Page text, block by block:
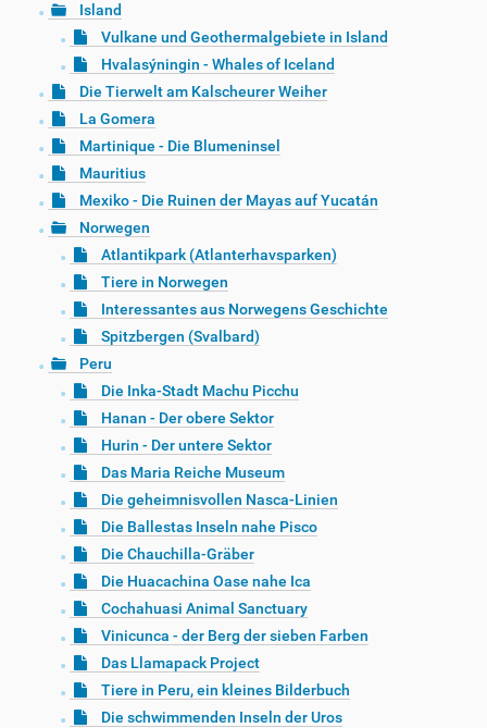
Island
Vulkane und Geothermalgebiete in Island
Hvalasýningin - Whales of Iceland
Die Tierwelt am Kalscheurer Weiher
La Gomera
Martinique - Die Blumeninsel
Mauritius
Mexiko - Die Ruinen der Mayas auf Yucatán
Norwegen
Atlantikpark (Atlanterhavsparken)
Tiere in Norwegen
Interessantes aus Norwegens Geschichte
Spitzbergen (Svalbard)
Peru
Die Inka-Stadt Machu Picchu
Hanan - Der obere Sektor
Hurin - Der untere Sektor
Das Maria Reiche Museum
Die geheimnisvollen Nasca-Linien
Die Ballestas Inseln nahe Pisco
Die Chauchilla-Gräber
Die Huacachina Oase nahe Ica
Cochahuasi Animal Sanctuary
Vinicunca - der Berg der sieben Farben
Das Llamapack Project
Tiere in Peru, ein kleines Bilderbuch
Die schwimmenden Inseln der Uros